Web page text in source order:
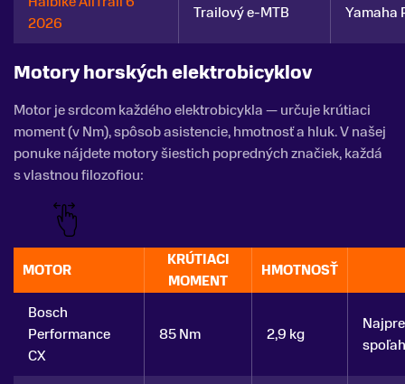
2026
Trailový e-MTB Yamaha
Motory horských elektrobicyklov
Motor je srdcom každého elektrobicykla — určuje krútiaci
moment (v Nm), spôsob asistencie, hmotnosť a hluk. V našej
ponuke nájdete motory šiestich popredných značiek, každá
s vlastnou filozofiou:
MOTOR
KRÚTIACI
MOMENT
HMOTNOSŤ
Bosch
Performance
CX
85 Nm 2,9 kg